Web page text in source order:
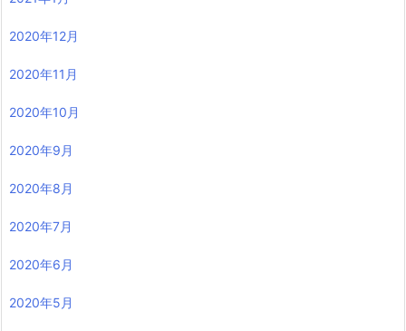
2020年12月
2020年11月
2020年10月
2020年9月
2020年8月
2020年7月
2020年6月
2020年5月